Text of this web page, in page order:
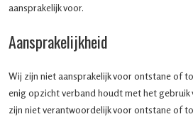
aansprakelijk voor.
Aansprakelijkheid
Wij zijn niet aansprakelijk voor ontstane of
enig opzicht verband houdt met het gebruik
zijn niet verantwoordelijk voor ontstane of